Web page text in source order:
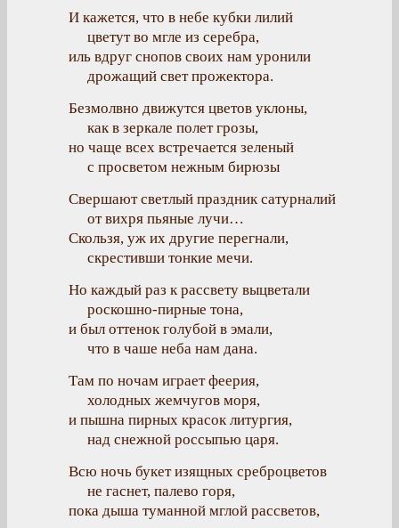
И кажется, что в небе кубки лилий
цветут во мгле из серебра,
иль вдруг снопов своих нам уронили
дрожащий свет прожектора.
Безмолвно движутся цветов уклоны,
как в зеркале полет грозы,
но чаще всех встречается зеленый
с просветом нежным бирюзы
Свершают светлый праздник сатурналий
от вихря пьяные лучи…
Скользя, уж их другие перегнали,
скрестивши тонкие мечи.
Но каждый раз к рассвету выцветали
роскошно-пирные тона,
и был оттенок голубой в эмали,
что в чаше неба нам дана.
Там по ночам играет феерия,
холодных жемчугов моря,
и пышна пирных красок литургия,
над снежной россыпью царя.
Всю ночь букет изящных среброцветов
не гаснет, палево горя,
пока дыша туманной мглой рассветов,